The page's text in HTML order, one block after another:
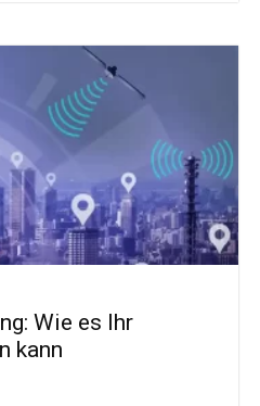
Wie es Ihr
kann